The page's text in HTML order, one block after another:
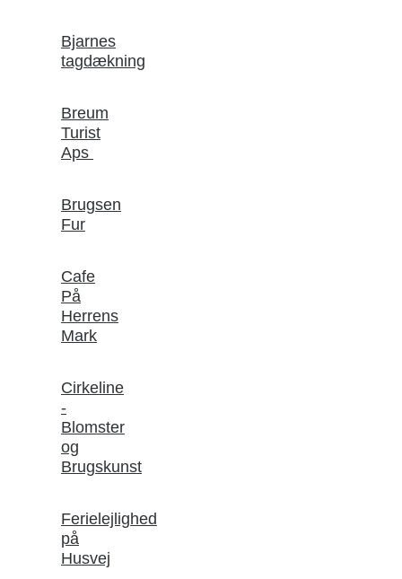
Bjarnes
tagdækning
Breum
Turist
Aps
Brugsen
Fur
Cafe
På
Herrens
Mark
Cirkeline
-
Blomster
og
Brugskunst
Ferielejlighed
på
Husvej